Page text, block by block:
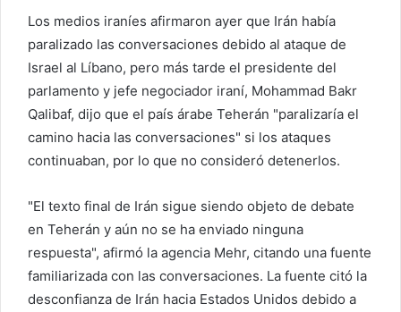
l
e
c
t
r
n
i
c
Los medios iraníes afirmaron ayer que Irán había
paralizado las conversaciones debido al ataque de
Israel al Líbano, pero más tarde el presidente del
parlamento y jefe negociador iraní, Mohammad Bakr
Qalibaf, dijo que el país árabe Teherán "paralizaría el
camino hacia las conversaciones" si los ataques
continuaban, por lo que no consideró detenerlos.
"El texto final de Irán sigue siendo objeto de debate
en Teherán y aún no se ha enviado ninguna
respuesta", afirmó la agencia Mehr, citando una fuente
familiarizada con las conversaciones. La fuente citó la
desconfianza de Irán hacia Estados Unidos debido a